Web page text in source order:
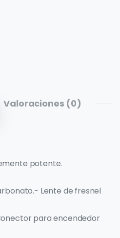
Valoraciones (0)
potente.
Lente de fresnel
para encendedor